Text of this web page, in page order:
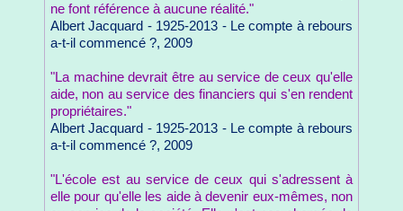
ne font référence à aucune réalité."
Albert Jacquard - 1925-2013 - Le compte à rebours
a-t-il commencé ?, 2009
"La machine devrait être au service de ceux qu'elle
aide, non au service des financiers qui s'en rendent
propriétaires."
Albert Jacquard - 1925-2013 - Le compte à rebours
a-t-il commencé ?, 2009
"L'école est au service de ceux qui s'adressent à
elle pour qu'elle les aide à devenir eux-mêmes, non